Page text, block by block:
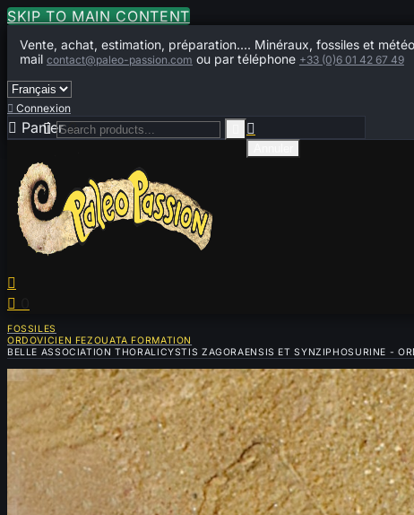
SKIP TO MAIN CONTENT
Vente, achat, estimation, préparation.... Minéraux, fossiles et
mail contact@paleo-passion.com ou par téléphone +33 (0)6 01 42 67 49
 Connexion
 Panier 0


 
FOSSILES
ORDOVICIEN FEZOUATA FORMATION
BELLE ASSOCIATION THORALICYSTIS ZAGORAENSIS ET SYNZIPHOSURINE -